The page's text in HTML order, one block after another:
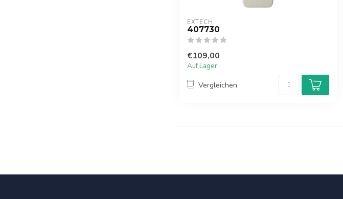
EXTECH
407730
€109,00
Auf Lager
Vergleichen